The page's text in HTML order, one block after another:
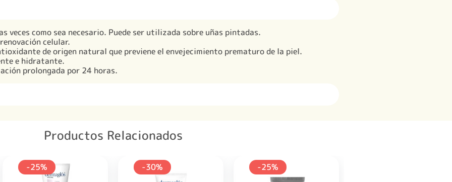
veces como sea necesario. Puede ser utilizada sobre uñas pintadas.
celular.
de origen natural que previene el envejecimiento prematuro de la piel.
e hidratante.
prolongada por 24 horas.
Productos Relacionados
-25% -30% -25%